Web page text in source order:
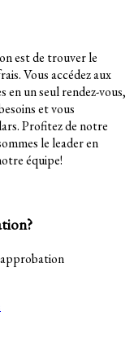
est de trouver le
Vous accédez aux
un seul rendez-vous,
et vous
Profitez de notre
le leader en
équipe!
approbation